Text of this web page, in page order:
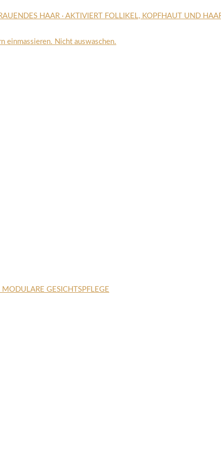
HAAR · AKTIVIERT FOLLIKEL, KOPFHAUT UND
einmassieren. Nicht auswaschen.
GESICHTSPFLEGE